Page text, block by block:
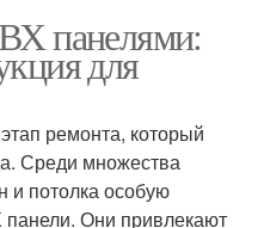
панелями:
для
ремонта, который
Среди множества
и потолка особую
Они привлекают